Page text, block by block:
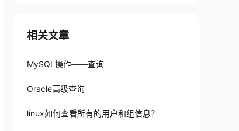
相关文章
MySQL操作——查询
Oracle高级查询
linux如何查看所有的用户和组信息？